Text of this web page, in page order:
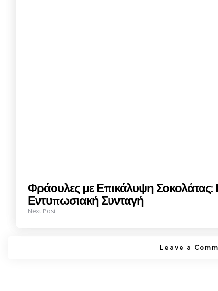
Φράουλες με Επικάλυψη Σοκολάτας:
Εντυπωσιακή Συνταγή
Next Post
Leave a